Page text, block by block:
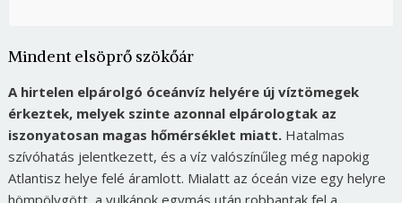
Mindent elsöprő szökőár
A hirtelen elpárolgó óceánvíz helyére új víztömegek
érkeztek, melyek szinte azonnal elpárologtak az
iszonyatosan magas hőmérséklet miatt.Hatalmas
szívóhatás jelentkezett, és a víz valószínűleg még napokig
Atlantisz helye felé áramlott. Mialatt az óceán vize egy helyre